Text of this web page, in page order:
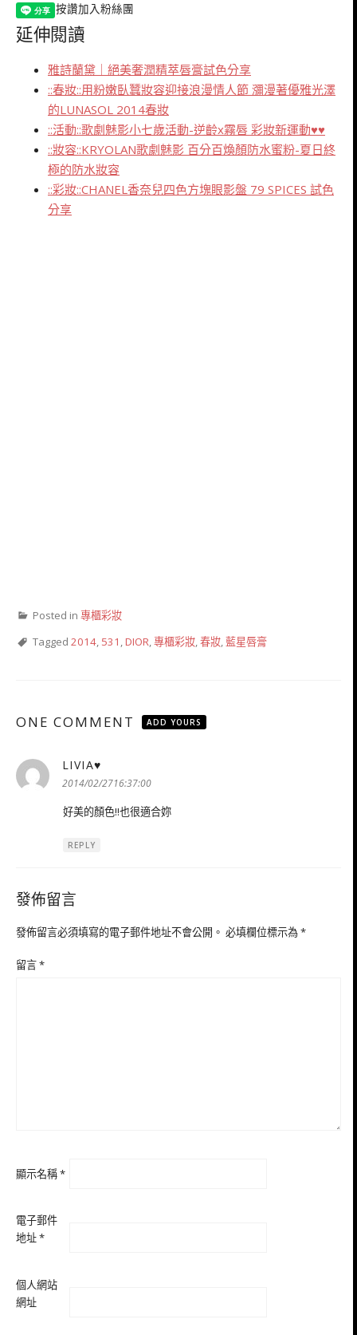
按讚加入粉絲團
延伸閱讀
雅詩蘭黛｜絕美奢潤精萃唇膏試色分享
::春妝::用粉嫩臥蠶妝容迎接浪漫情人節 瀰漫著優雅光澤
的LUNASOL 2014春妝
::活動::歌劇魅影小七歲活動-逆齡x霧唇 彩妝新運動♥♥
::妝容::KRYOLAN歌劇魅影 百分百煥顏防水蜜粉-夏日終
極的防水妝容
::彩妝::CHANEL香奈兒四色方塊眼影盤 79 SPICES 試色
分享
Posted in 專櫃彩妝
Tagged 2014, 531 ,DIOR,專櫃彩妝,春妝,藍星唇膏
ONE COMMENT ADD YOURS
LIVIA♥
示:
2014/02/2716:37:00
好美的顏色!!也很適合妳
REPLY
發佈留言
發佈留言必須填寫的電子郵件地址不會公開。 必填欄位標示為*
留言*
顯示名稱*
電子郵件
地址*
個人網站
網址